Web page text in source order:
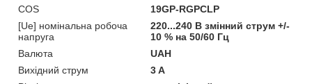
COS
19GP-RGPCLP
[Ue] номінальна робоча
напруга
220...240 В змінний струм +/-
10 % на 50/60 Гц
Валюта
UAH
Вихідний струм
3 A